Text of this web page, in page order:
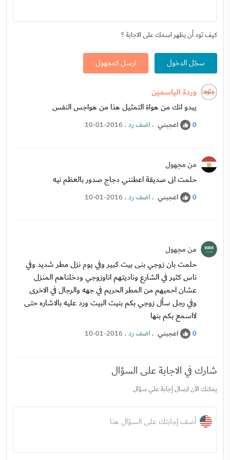
كيف تود أن يظهر اسمك على الاجابة ؟
سجّل الدخول ارسل كمجهول
وردة الياسمين
يبدو انك من هواة التمثيل هذا من هواجس النفس
0 اعجبني .اضف رد.
10-01-2016
من مجهول
حلمت انى صديقة اعطنني دجاج صدور بالعظم نيه
0 اعجبني .اضف رد.
10-01-2016
من مجهول
حلمت بان زوجي بنى بيت كبير وفي يوم نزل مطر شديد وفي
ناس كثير في الشارع وناديتهم اناوزوجي ودخلناهم المنزل
عشان احميهم من المطر الحريم في جهه والرجال في الاخرى
وفي رجل سأل زوجي بكم بنيت البيت ورد عليه بالاشاره حتى
لااسمع بكم بنها
0 اعجبني .اضف رد.
10-01-2016
شارك في الاجابة على السؤال
يمكنك الآن ارسال إجابة علي سؤال
أضف إجابتك على السؤال هنا